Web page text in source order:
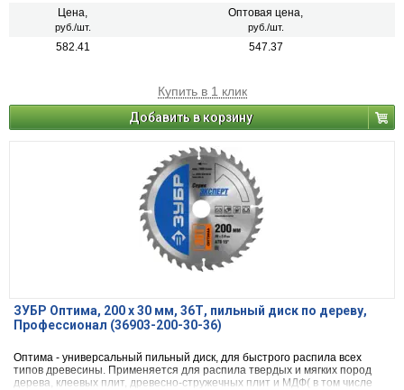
Цена,
руб./шт.
Оптовая цена,
руб./шт.
582.41 547.37
Купить в 1 клик
Добавить в корзину
ЗУБР Оптима, 200 x 30 мм, 36Т, пильный диск по дереву,
Профессионал (36903-200-30-36)
Оптима - универсальный пильный диск, для быстрого распила всех
типов древесины. Применяется для распила твердых и мягких пород
дерева, клеевых плит, древесно-стружечных плит и МДФ( в том числе